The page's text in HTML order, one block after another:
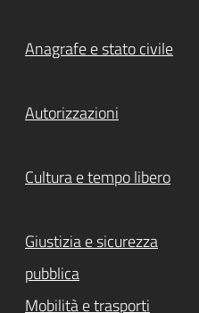
Anagrafe e stato civile
Autorizzazioni
Cultura e tempo libero
Giustizia e sicurezza
pubblica
Mobilità e trasporti